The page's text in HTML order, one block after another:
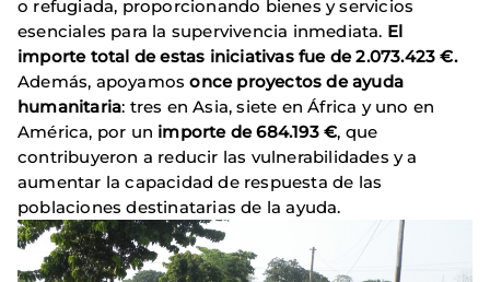
o refugiada, proporcionando bienes y servicios
esenciales para la supervivencia inmediata. El
importe total de estas iniciativas fue de 2.073.423 €.
Además, apoyamosonce proyectos de ayuda
humanitaria: tres en Asia, siete en África y uno en
América, por un importe de 684.193 €, que
contribuyeron a reducir las vulnerabilidades y a
aumentar la capacidad de respuesta de las
poblaciones destinatarias de la ayuda.